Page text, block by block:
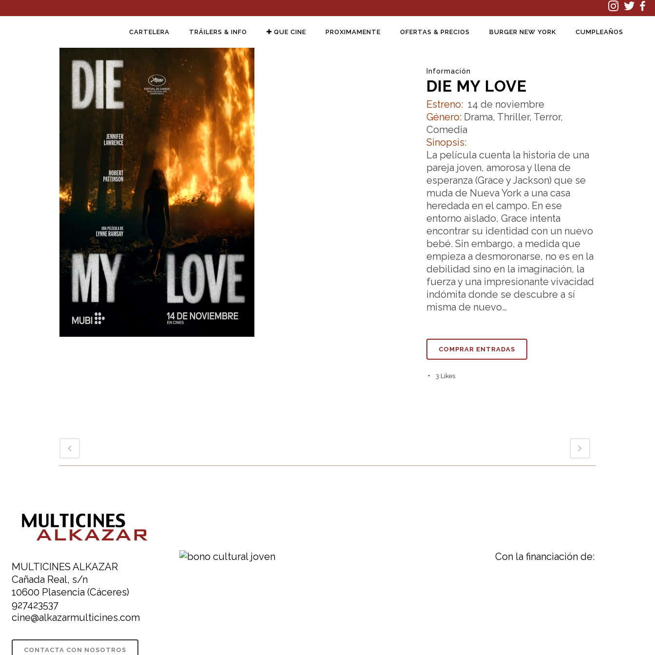
CARTELERA TRÁILERS & INFO QUE CINE PROXIMAMENTE OFERTAS & PRECIOS BURGER NEW YORK CUMPLEAÑOS
Información
DIE MY LOVE
Estreno: 14 de noviembre
Género: Drama, Thriller, Terror,
Comedia
Sinopsis:
La película cuenta la historia de una
pareja joven, amorosa y llena de
esperanza (Grace y Jackson) que se
muda de Nueva York a una casa
heredada en el campo. En ese
entorno aislado, Grace intenta
encontrar su identidad con un nuevo
bebé. Sin embargo, a medida que
empieza a desmoronarse, no es en la
debilidad sino en la imaginación, la
fuerza y una impresionante vivacidad
indómita donde se descubre a sí
misma de nuevo…
COMPRAR ENTRADAS
3 Likes
MULTICINES ALKAZAR
Cañada Real, s/n
10600 Plasencia (Cáceres)
927423537
cine@alkazarmulticines.com
CONTACTA CON NOSOTROS
Con la financiación de: